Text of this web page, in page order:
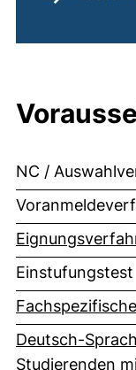
NC /
Einstufungstest
Deutsch-
Studierenden